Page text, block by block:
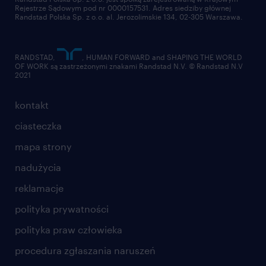
kontakt
ciasteczka
mapa strony
nadużycia
reklamacje
polityka prywatności
polityka praw człowieka
procedura zgłaszania naruszeń
Rejestrze Sądowym pod nr 0000157531. Adres siedziby głównej
Randstad Polska Sp. z o.o. al. Jerozolimskie 134, 02-305 Warszawa.
RANDSTAD,
, HUMAN FORWARD and SHAPING THE WORLD
OF WORK są zastrzeżonymi znakami Randstad N.V. © Randstad N.V
2021